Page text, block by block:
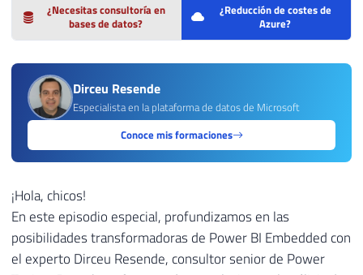
¿Necesitas consultoría en
bases de datos?
¿Reducción de costes de
Azure?
Dirceu Resende
Especialista en la plataforma de datos de Microsoft
Conoce mis formaciones
¡Hola, chicos!
En este episodio especial, profundizamos en las
posibilidades transformadoras de Power BI Embedded con
el experto Dirceu Resende, consultor senior de Power